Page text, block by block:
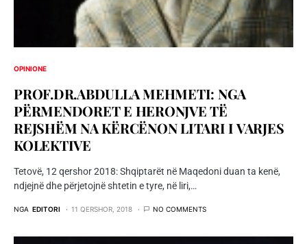
OPINIONE
PROF.DR.ABDULLA MEHMETI: NGA
PËRMENDORET E HERONJVE TË
REJSHËM NA KËRCËNON LITARI I VARJES
KOLEKTIVE
Tetovë, 12 qershor 2018: Shqiptarët në Maqedoni duan ta kenë,
ndjejnë dhe përjetojnë shtetin e tyre, në liri,…
NGA EDITORI 11 QERSHOR, 2018 NO COMMENTS